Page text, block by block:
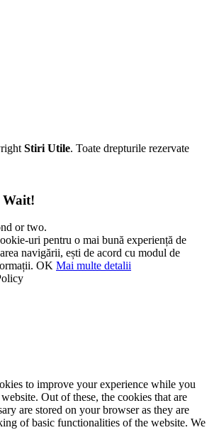
Stiri Utile. Toate drepturile rezervate
Wait!
or two.
uri pentru o mai bună experiență de
navigării, ești de acord cu modul de
OK Mai multe detalii
to improve your experience while you
Out of these, the cookies that are
are stored on your browser as they are
of basic functionalities of the website. We